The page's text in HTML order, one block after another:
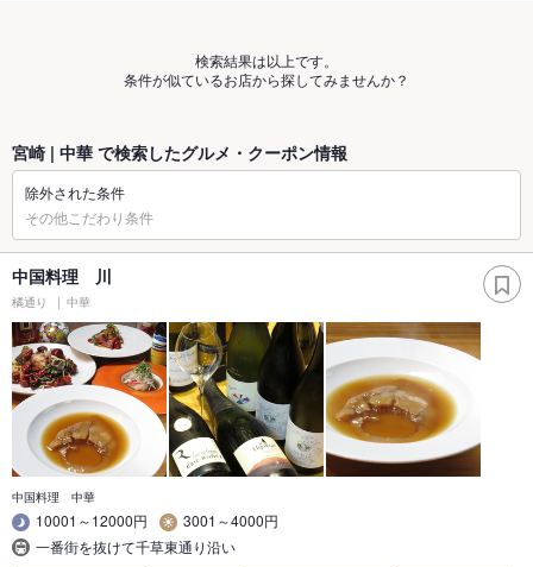
検索結果は以上です。
条件が似ているお店から探してみませんか？
宮崎 | 中華 で検索したグルメ・クーポン情報
除外された条件
その他こだわり条件
中国料理 川
橘通り 中華
中国料理 中華
10001～12000円
3001～4000円
一番街を抜けて千草東通り沿い